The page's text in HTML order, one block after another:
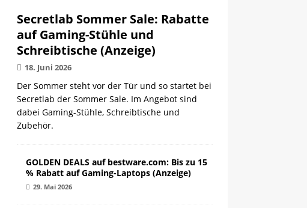
Secretlab Sommer Sale: Rabatte
auf Gaming-Stühle und
Schreibtische (Anzeige)
18. Juni 2026
Der Sommer steht vor der Tür und so startet bei
Secretlab der Sommer Sale. Im Angebot sind
dabei Gaming-Stühle, Schreibtische und
Zubehör.
GOLDEN DEALS auf bestware.com: Bis zu 15
% Rabatt auf Gaming-Laptops (Anzeige)
29. Mai 2026